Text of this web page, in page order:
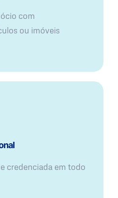
com
ou imóveis
credenciada em todo